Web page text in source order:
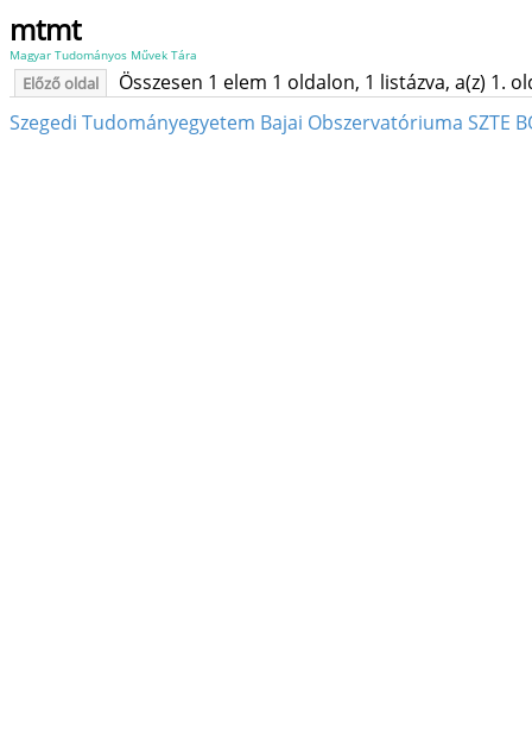
mtmt
Magyar Tudományos Művek Tára
Előző oldal
Összesen 1 elem 1 oldalon, 1 listázva, a(z) 1.
Szegedi Tudományegyetem Bajai Obszervatóriuma SZTE